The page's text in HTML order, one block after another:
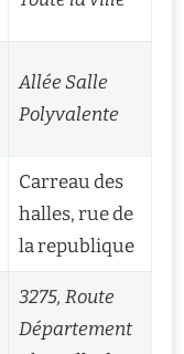
Allée Salle
Polyvalente
Carreau des
halles, rue de
la republique
3275, Route
Département